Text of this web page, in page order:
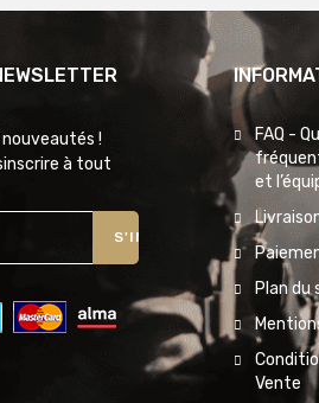
!
à tout
S'INSCRIRE
FAQ -
et
Plan du
Vente